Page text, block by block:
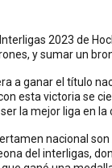
2023 de
y sumar un
a ganar el título
esta victoria se
la mejor liga en
nacional
del interligas,